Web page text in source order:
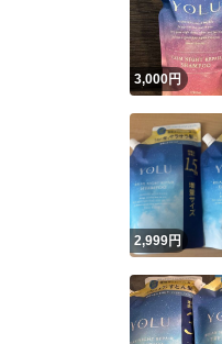
3,000円
2,999円